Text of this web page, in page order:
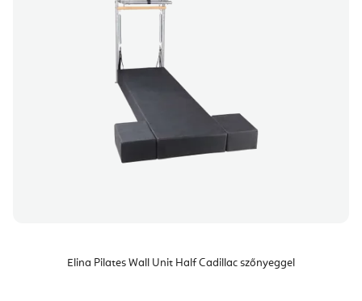
Elina Pilates Wall Unit Half Cadillac szőnyeggel